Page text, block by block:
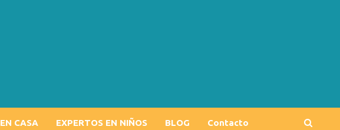
EN CASA EXPERTOS EN NIÑOS BLOG Contacto